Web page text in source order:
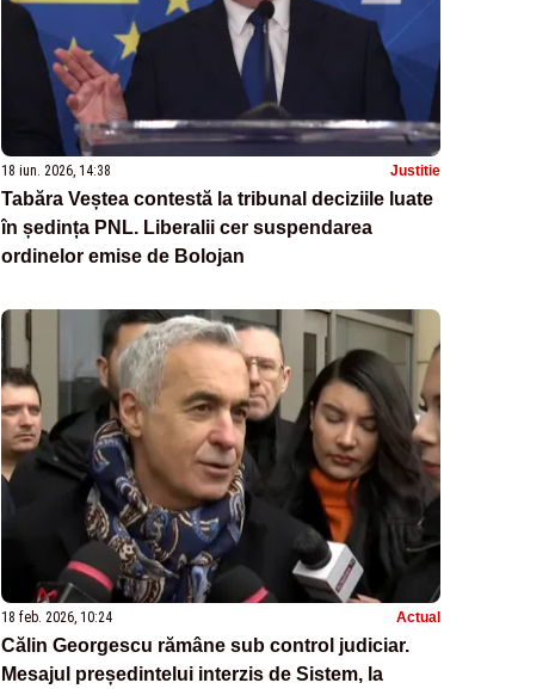
18 iun. 2026, 14:38 Justitie
Tabăra Veștea contestă la tribunal deciziile luate
în ședința PNL. Liberalii cer suspendarea
ordinelor emise de Bolojan
18 feb. 2026, 10:24 Actual
Călin Georgescu rămâne sub control judiciar.
Mesajul președintelui interzis de Sistem, la